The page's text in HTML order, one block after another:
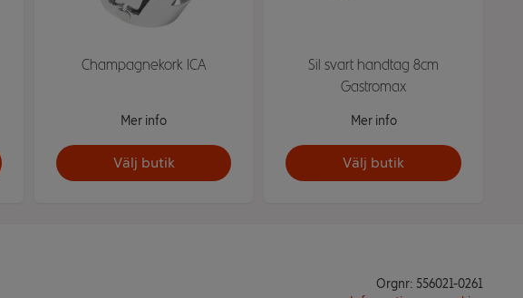
Champagnekork ICA
Mer info
Välj butik
Sil svart handtag 8cm
Gastromax
Mer info
Välj butik
Orgnr: 556021-0261